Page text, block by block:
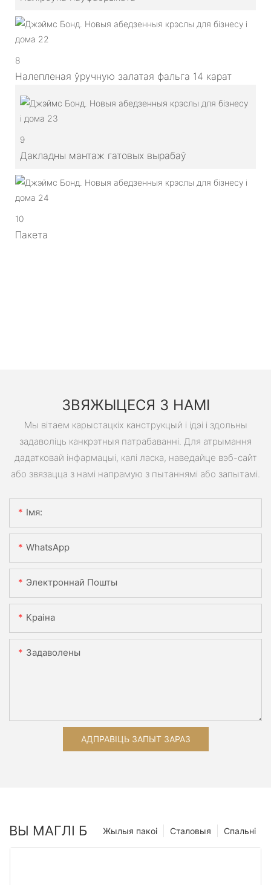
8
Налепленая ўручную залатая фальга 14 карат
9
Дакладны мантаж гатовых вырабаў
10
Пакета
ЗВЯЖЫЦЕСЯ З НАМІ
Мы вітаем карыстацкіх канструкцый і ідэі і здольны
задаволіць канкрэтныя патрабаванні. Для атрымання
дадатковай інфармацыі, калі ласка, наведайце вэб-сайт
або звязацца з намі напрамую з пытаннямі або запытамі.
Імя:
WhatsApp
Электроннай Пошты
Краіна
Задаволены
АДПРАВІЦЬ ЗАПЫТ ЗАРАЗ
ВЫ МАГЛІ Б Спальні
Сталовыя
Жылыя пакоі